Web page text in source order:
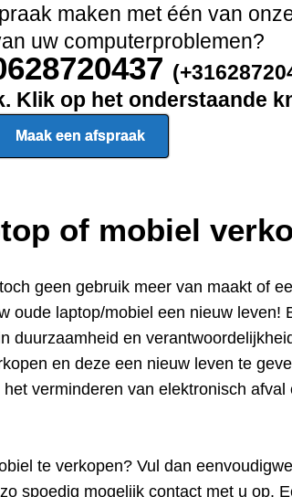
maken met één van
uw computerproblemen?
Klik op het onderstaande
Maak een afspraak
of mobiel
geen gebruik meer van maakt of
oude laptop/mobiel een nieuw leven!
duurzaamheid en
en deze een nieuw leven te
verminderen van elektronisch afval
te verkopen? Vul dan
spoedig mogelijk contact met u op.